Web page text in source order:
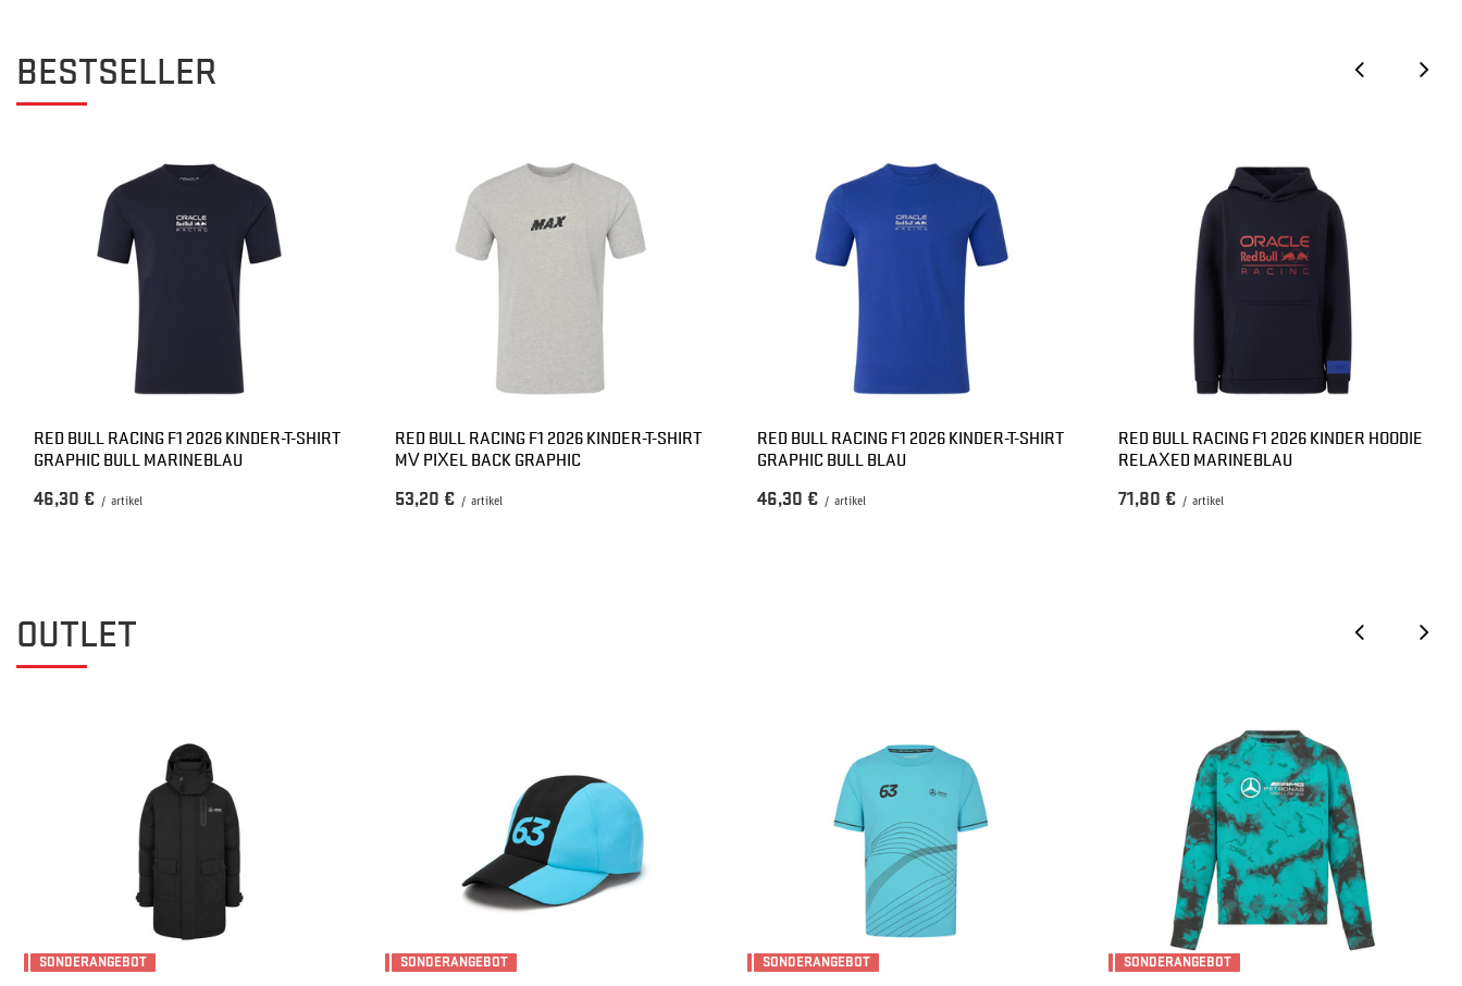
BESTSELLER
RED BULL RACING F1 2026 KINDER-T-SHIRT
GRAPHIC BULL MARINEBLAU
46,30 € / artikel
RED BULL RACING F1 2026 KINDER-T-SHIRT
MV PIXEL BACK GRAPHIC
53,20 € / artikel
RED BULL RACING F1 2026 KINDER-T-SHIRT
GRAPHIC BULL BLAU
46,30 € / artikel
RED BULL RACING F1 2026 KINDER HOODIE
RELAXED MARINEBLAU
71,80 € / artikel
OUTLET
SONDERANGEBOT SONDERANGEBOT SONDERANGEBOT SONDERANGEBOT